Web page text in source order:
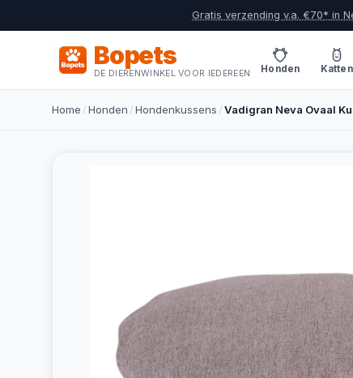
Gratis verzending v.a. €70* in
Bopets
DE DIERENWINKEL VOOR IEDEREEN Honden Katten
Home /Honden /Hondenkussens /Vadigran Neva Ovaal